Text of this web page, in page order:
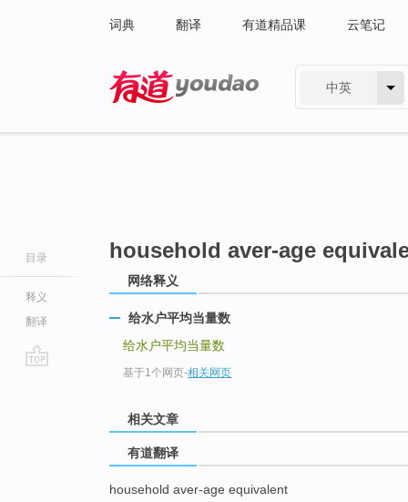
词典 翻译 有道精品课 云笔记
中英
目录
释义
翻译
household aver-age
网络释义
给水户平均当量数
给水户平均当量数
基于1个网页-相关网页
相关文章
有道翻译
household aver-age equivalent